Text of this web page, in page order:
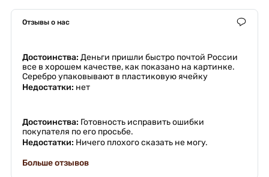
Отзывы о нас
Достоинства: Деньги пришли быстро почтой России
все в хорошем качестве, как показано на картинке.
Серебро упаковывают в пластиковую ячейку
Недостатки: нет
Достоинства: Готовность исправить ошибки
покупателя по его просьбе.
Недостатки: Ничего плохого сказать не могу.
Больше отзывов